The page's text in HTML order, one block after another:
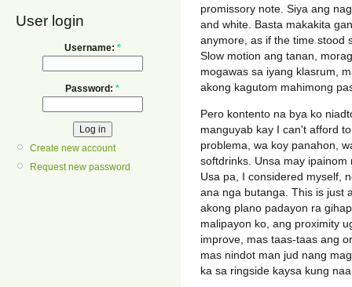
User login
Username: *
Password: *
Create new account
Request new password
promissory note. Siya ang
and white. Basta makakita
anymore, as if the time stood
Slow motion ang tanan,
mogawas sa iyang klasrum,
akong kagutom mahimong
Pero kontento na bya ko
manguyab kay I can't afford
problema, wa koy panahon,
softdrinks. Unsa may
Usa pa, I considered myself,
ana nga butanga. This is just
akong plano padayon ra
malipayon ko, ang proximity
improve, mas taas-taas ang
mas nindot man jud nang
ka sa ringside kaysa kung